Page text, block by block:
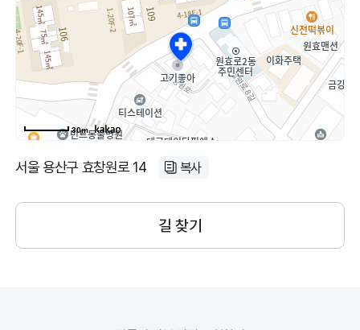
30m
서울 용산구 효창원로 14 복사
길 찾기